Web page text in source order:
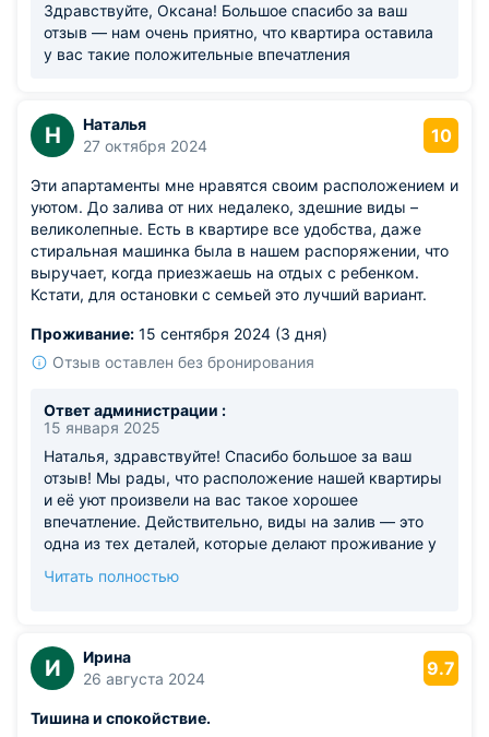
Здравствуйте, Оксана! Большое спасибо за ваш
отзыв — нам очень приятно, что квартира оставила
у вас такие положительные впечатления
Н
Наталья
27 октября 2024
10
Эти апартаменты мне нравятся своим расположением и
уютом. До залива от них недалеко, здешние виды –
великолепные. Есть в квартире все удобства, даже
стиральная машинка была в нашем распоряжении, что
выручает, когда приезжаешь на отдых с ребенком.
Кстати, для остановки с семьей это лучший вариант.
Проживание: 15 сентября 2024 (3 дня)
Отзыв оставлен без бронирования
Ответ администрации :
15 января 2025
Наталья, здравствуйте! Спасибо большое за ваш
отзыв! Мы рады, что расположение нашей квартиры
и её уют произвели на вас такое хорошее
впечатление. Действительно, виды на залив — это
одна из тех деталей, которые делают проживание у
включая стиральную машинку, оказалось полезным
максимально комфортным. Ваши слова о том, что
это лучший вариант для семейного отдыха, — для
нас огромная похвала. Будем счастливы снова
приветствовать вас у нас в гостях! С уважением и
Читать полностью
И
Ирина
26 августа 2024
9.7
Тишина и спокойствие.